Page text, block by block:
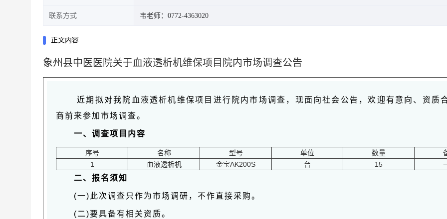
联系方式 韦老师：0772-4363020
正文内容
象州县中医医院关于血液透析机维保项目院内市场调查公告
近期拟对我院血液透析机维保项目进行院内市场调查，现面向社会公告，欢迎有意向、资质
商前来参加市场调查。
一、调查项目内容
序号 名称 型号 单位 数量
1
血液透析机 金宝AK200S 台 15
二、报名须知
(一)此次调查只作为市场调研，不作直接采购。
(二)要具备有相关资质。